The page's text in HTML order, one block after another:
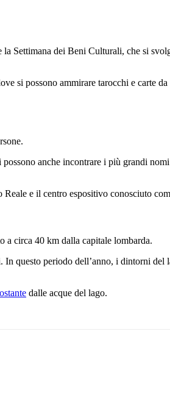
Settimana dei Beni Culturali, che si
si possono ammirare tarocchi e carte
anche incontrare i più grandi
e il centro espositivo conosciuto
a circa 40 km dalla capitale lombarda.
questo periodo dell’anno, i dintorni
dalle acque del lago.